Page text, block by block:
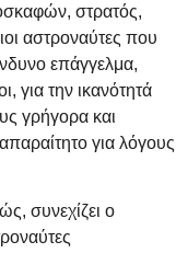
στρατός,
αστροναύτες που
επάγγελμα,
για την ικανότητά
γρήγορα και
για λόγους
συνεχίζει ο